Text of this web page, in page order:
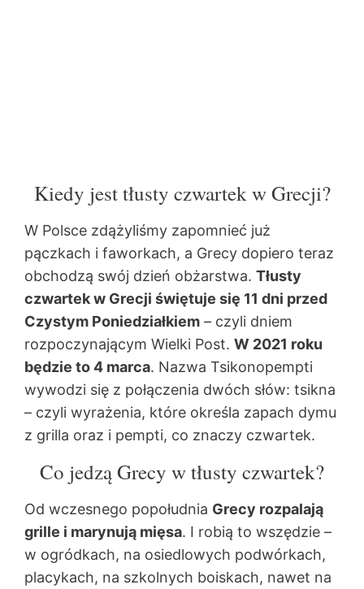
Kiedy jest tłusty czwartek w Grecji?
W Polsce zdążyliśmy zapomnieć już
pączkach i faworkach, a Grecy dopiero teraz
obchodzą swój dzień obżarstwa. Tłusty
czwartek w Grecji świętuje się 11 dni przed
Czystym Poniedziałkiem – czyli dniem
rozpoczynającym Wielki Post. W 2021 roku
będzie to 4 marca. Nazwa Tsikonopempti
wywodzi się z połączenia dwóch słów: tsikna
– czyli wyrażenia, które określa zapach dymu
z grilla oraz i pempti, co znaczy czwartek.
Co jedzą Grecy w tłusty czwartek?
Od wczesnego popołudnia Grecy rozpalają
grille i marynują mięsa. I robią to wszędzie –
w ogródkach, na osiedlowych podwórkach,
placykach, na szkolnych boiskach, nawet na